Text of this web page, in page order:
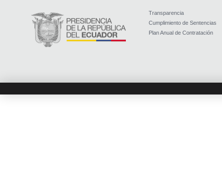
Transparencia
Cumplimiento de Sentencias
Plan Anual de Contratación